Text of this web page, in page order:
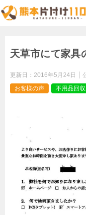
天草市にて家
更新日： 2016年5月24日
お客様の声
不用品回